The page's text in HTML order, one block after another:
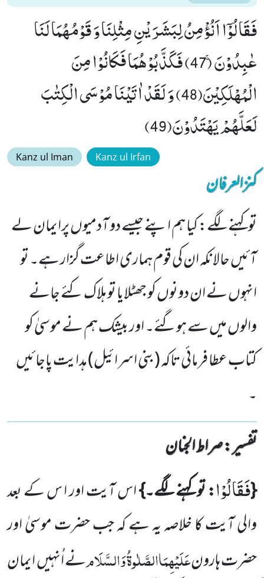
فَقَالُوْۤا اَنُؤْمِنُ لِبَشَرَیْنِ مِثْلِنَا وَ قَوْمُهُمَا لَنَا
عٰبِدُوْنَۚ (47) فَكَذَّبُوْهُمَا فَكَانُوْا مِنَ
الْمُهْلَكِیْنَ(48) وَ لَقَدْ اٰتَیْنَا مُوْسَى الْكِتٰبَ
لَعَلَّهُمْ یَهْتَدُوْنَ(49)
Kanz ul Iman Kanz ul Irfan
کنزالعرفان
تو کہنے لگے: کیا ہم اپنے جیسے دو آدمیوں پرایمان لے
آئیں حالانکہ ان کی قوم ہماری اطاعت گزار ہے۔ تو
انہوں نے ان دونوں کو جھٹلایا تو ہلاک کئے جانے
والوں میں سے ہوگئے۔ اور بیشک ہم نے موسیٰ کو
کتاب عطا فرمائی تاکہ (بنی اسرائیل) ہدایت پاجائیں
۔
تفسیر : ‎صراط الجنان
{فَقَالُوْا: تو کہنے لگے۔}اس آیت اور ا س کے بعد
والی آیت کا خلاصہ یہ ہے کہ جب حضرت موسیٰ اور
حضرت ہارونعَلَیْہِمَاالصَّلٰوۃُ وَالسَّلَامنے اُنہیںایمان